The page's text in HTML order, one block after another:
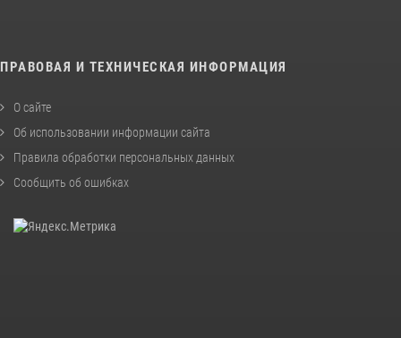
ПРАВОВАЯ И ТЕХНИЧЕСКАЯ ИНФОРМАЦИЯ
О сайте
Об использовании информации сайта
Правила обработки персональных данных
Сообщить об ошибках